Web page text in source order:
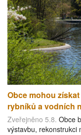
Obce mohou
rybníků a vodních
Zveřejněno 5.8. Obce
výstavbu, rekonstrukci